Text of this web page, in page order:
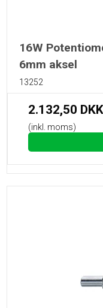
16W
6mm aksel
13252
2.132,50 DKK
(inkl. moms)